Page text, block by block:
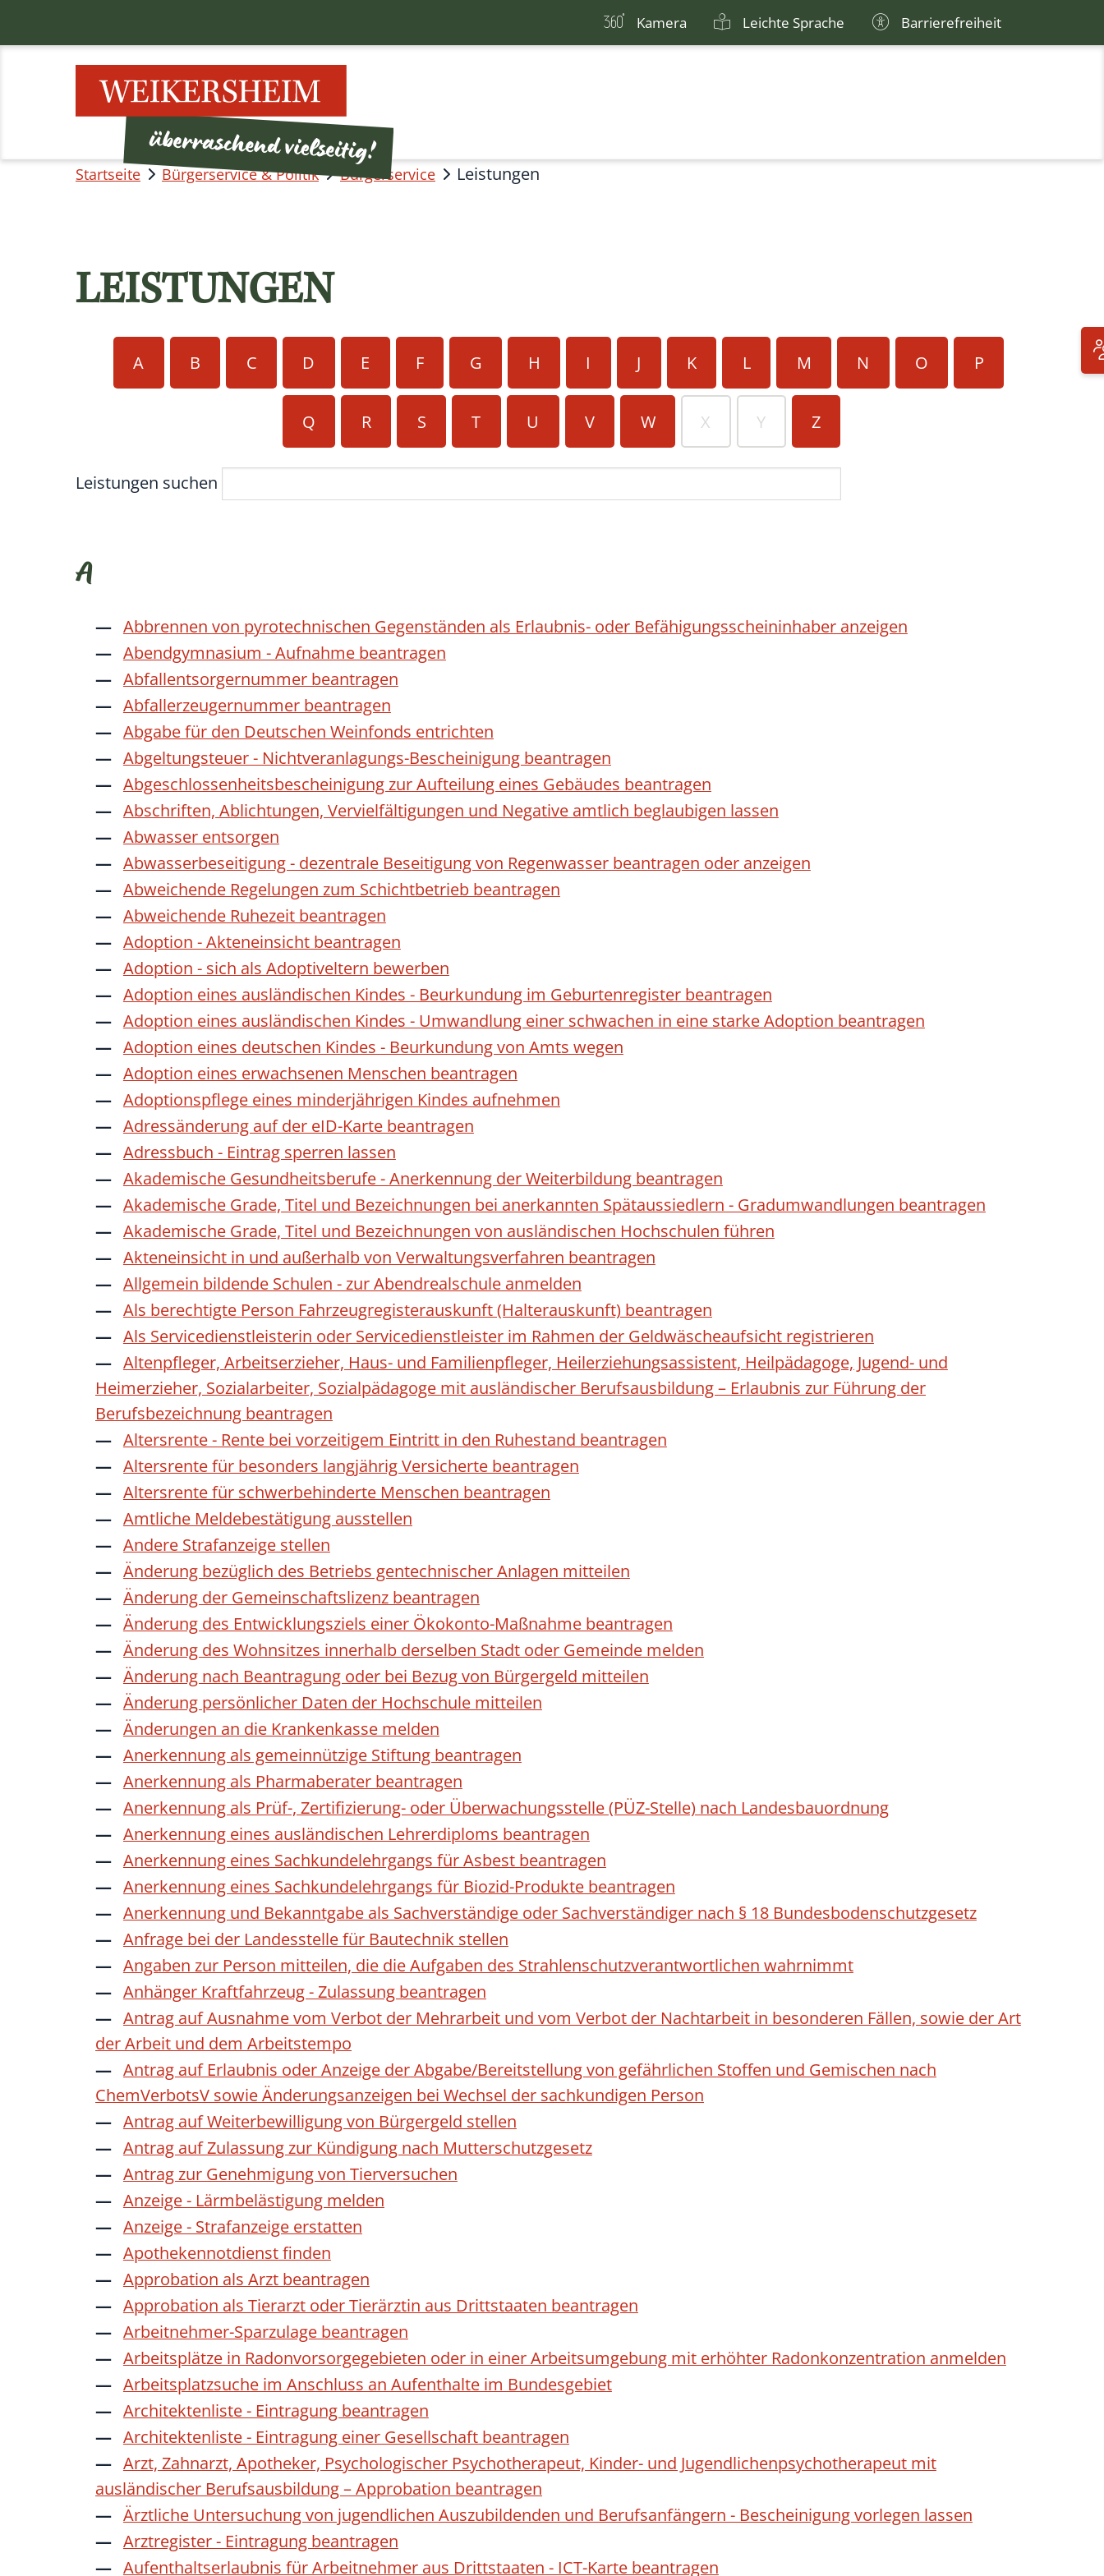
Kamera Leichte Sprache Barrierefreiheit
Startseite Bürgerservice & Politik Bürgerservice Leistungen
LEISTUNGEN
A B C D E F G H I J K L M N O P
Q R S T U V W X Y Z
Leistungen suchen
A
Abbrennen von pyrotechnischen Gegenständen als Erlaubnis- oder Befähigungsscheininhaber anzeigen
Abendgymnasium - Aufnahme beantragen
Abfallentsorgernummer beantragen
Abfallerzeugernummer beantragen
Abgabe für den Deutschen Weinfonds entrichten
Abgeltungsteuer - Nichtveranlagungs-Bescheinigung beantragen
Abgeschlossenheitsbescheinigung zur Aufteilung eines Gebäudes beantragen
Abschriften, Ablichtungen, Vervielfältigungen und Negative amtlich beglaubigen lassen
Abwasser entsorgen
Abwasserbeseitigung - dezentrale Beseitigung von Regenwasser beantragen oder anzeigen
Abweichende Regelungen zum Schichtbetrieb beantragen
Abweichende Ruhezeit beantragen
Adoption - Akteneinsicht beantragen
Adoption - sich als Adoptiveltern bewerben
Adoption eines ausländischen Kindes - Beurkundung im Geburtenregister beantragen
Adoption eines ausländischen Kindes - Umwandlung einer schwachen in eine starke Adoption beantragen
Adoption eines deutschen Kindes - Beurkundung von Amts wegen
Adoption eines erwachsenen Menschen beantragen
Adoptionspflege eines minderjährigen Kindes aufnehmen
Adressänderung auf der eID-Karte beantragen
Adressbuch - Eintrag sperren lassen
Akademische Gesundheitsberufe - Anerkennung der Weiterbildung beantragen
Akademische Grade, Titel und Bezeichnungen bei anerkannten Spätaussiedlern - Gradumwandlungen beantragen
Akademische Grade, Titel und Bezeichnungen von ausländischen Hochschulen führen
Akteneinsicht in und außerhalb von Verwaltungsverfahren beantragen
Allgemein bildende Schulen - zur Abendrealschule anmelden
Als berechtigte Person Fahrzeugregisterauskunft (Halterauskunft) beantragen
Als Servicedienstleisterin oder Servicedienstleister im Rahmen der Geldwäscheaufsicht registrieren
Altenpfleger, Arbeitserzieher, Haus- und Familienpfleger, Heilerziehungsassistent, Heilpädagoge, Jugend- und
Heimerzieher, Sozialarbeiter, Sozialpädagoge mit ausländischer Berufsausbildung – Erlaubnis zur Führung der
Berufsbezeichnung beantragen
Altersrente - Rente bei vorzeitigem Eintritt in den Ruhestand beantragen
Altersrente für besonders langjährig Versicherte beantragen
Altersrente für schwerbehinderte Menschen beantragen
Amtliche Meldebestätigung ausstellen
Andere Strafanzeige stellen
Änderung bezüglich des Betriebs gentechnischer Anlagen mitteilen
Änderung der Gemeinschaftslizenz beantragen
Änderung des Entwicklungsziels einer Ökokonto-Maßnahme beantragen
Änderung des Wohnsitzes innerhalb derselben Stadt oder Gemeinde melden
Änderung nach Beantragung oder bei Bezug von Bürgergeld mitteilen
Änderung persönlicher Daten der Hochschule mitteilen
Änderungen an die Krankenkasse melden
Anerkennung als gemeinnützige Stiftung beantragen
Anerkennung als Pharmaberater beantragen
Anerkennung als Prüf-, Zertifizierung- oder Überwachungsstelle (PÜZ-Stelle) nach Landesbauordnung
Anerkennung eines ausländischen Lehrerdiploms beantragen
Anerkennung eines Sachkundelehrgangs für Asbest beantragen
Anerkennung eines Sachkundelehrgangs für Biozid-Produkte beantragen
Anerkennung und Bekanntgabe als Sachverständige oder Sachverständiger nach § 18 Bundesbodenschutzgesetz
Anfrage bei der Landesstelle für Bautechnik stellen
Angaben zur Person mitteilen, die die Aufgaben des Strahlenschutzverantwortlichen wahrnimmt
Anhänger Kraftfahrzeug - Zulassung beantragen
Antrag auf Ausnahme vom Verbot der Mehrarbeit und vom Verbot der Nachtarbeit in besonderen Fällen, sowie der Art
der Arbeit und dem Arbeitstempo
Antrag auf Erlaubnis oder Anzeige der Abgabe/Bereitstellung von gefährlichen Stoffen und Gemischen nach
ChemVerbotsV sowie Änderungsanzeigen bei Wechsel der sachkundigen Person
Antrag auf Weiterbewilligung von Bürgergeld stellen
Antrag auf Zulassung zur Kündigung nach Mutterschutzgesetz
Antrag zur Genehmigung von Tierversuchen
Anzeige - Lärmbelästigung melden
Anzeige - Strafanzeige erstatten
Apothekennotdienst finden
Approbation als Arzt beantragen
Approbation als Tierarzt oder Tierärztin aus Drittstaaten beantragen
Arbeitnehmer-Sparzulage beantragen
Arbeitsplätze in Radonvorsorgegebieten oder in einer Arbeitsumgebung mit erhöhter Radonkonzentration anmelden
Arbeitsplatzsuche im Anschluss an Aufenthalte im Bundesgebiet
Architektenliste - Eintragung beantragen
Architektenliste - Eintragung einer Gesellschaft beantragen
Arzt, Zahnarzt, Apotheker, Psychologischer Psychotherapeut, Kinder- und Jugendlichenpsychotherapeut mit
ausländischer Berufsausbildung – Approbation beantragen
Ärztliche Untersuchung von jugendlichen Auszubildenden und Berufsanfängern - Bescheinigung vorlegen lassen
Arztregister - Eintragung beantragen
Aufenthaltserlaubnis für Arbeitnehmer aus Drittstaaten - ICT-Karte beantragen